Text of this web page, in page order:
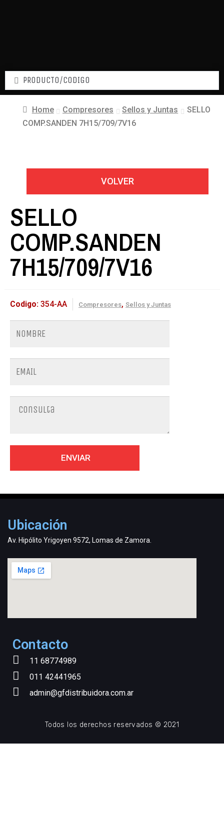
Home Compresores Sellos y Juntas
SELLO
COMP.SANDEN 7H15/709/7V16
VOLVER
SELLO
COMP.SANDEN
7H15/709/7V16
Codigo: 354-AA Compresores, Sellos y Juntas
Ubicación
Av. Hipólito Yrigoyen 9572, Lomas de Zamora.
Contacto
11 68774989
011 42441965
admin@gfdistribuidora.com.ar
Todos los derechos reservados © 2021